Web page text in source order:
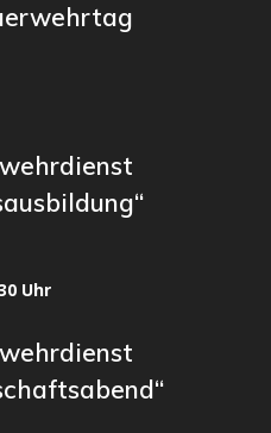
Uhr